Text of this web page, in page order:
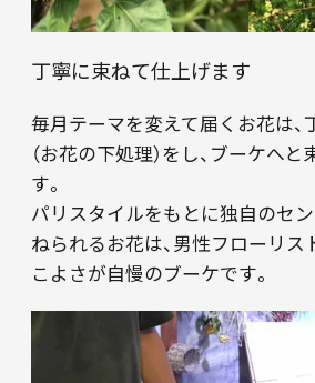
丁寧に束ねて仕上げます
毎月テーマを変えて届くお花は、
（お花の下処理）をし、ブーケへ
す。
パリスタイルをもとに独自のセ
ねられるお花は、男性フローリス
こよさが自慢のブーケです。